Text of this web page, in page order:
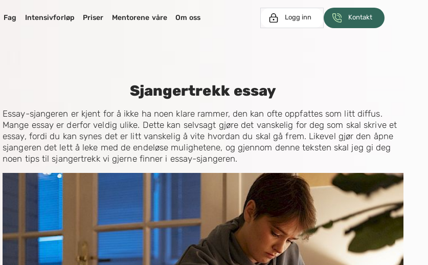
Fag Intensivforløp Priser Mentorene våre Om oss Logg inn Kontakt
Sjangertrekk essay
Essay-sjangeren er kjent for å ikke ha noen klare rammer, den kan ofte oppfattes som litt diffus.
Mange essay er derfor veldig ulike. Dette kan selvsagt gjøre det vanskelig for deg som skal skrive et
essay, fordi du kan synes det er litt vanskelig å vite hvordan du skal gå frem. Likevel gjør den åpne
sjangeren det lett å leke med de endeløse mulighetene, og gjennom denne teksten skal jeg gi deg
noen tips til sjangertrekk vi gjerne finner i essay-sjangeren.